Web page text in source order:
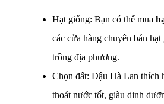
Hạt giống: Bạn có thể mua
các cửa hàng chuyên bán
trồng địa phương.
Chọn đất: Đậu Hà Lan thích
thoát nước tốt, giàu dinh